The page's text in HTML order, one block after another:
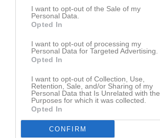
I want to opt-out of the Sale of my
Personal Data.
Opted In
I want to opt-out of processing my
Personal Data for Targeted Advertising.
Opted In
I want to opt-out of Collection, Use,
Retention, Sale, and/or Sharing of my
Personal Data that Is Unrelated with the
Purposes for which it was collected.
Opted In
CONFIRM
Senast uppdaterade album
Inget album finns skapat
Logga in som administratör och skapa ert första album
Kalender